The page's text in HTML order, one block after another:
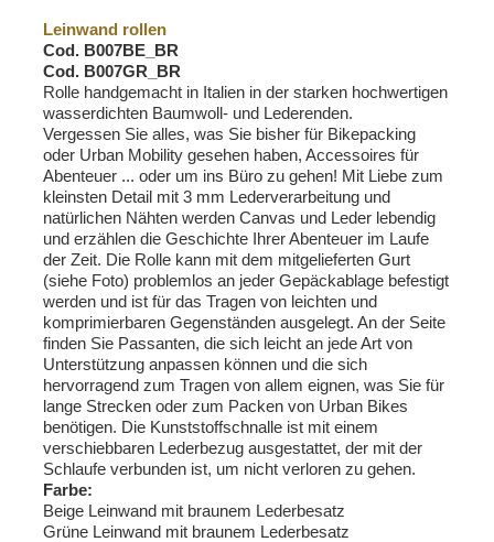
Leinwand rollen
Cod. B007BE_BR
Cod. B007GR_BR
Rolle handgemacht in Italien in der starken hochwertigen
wasserdichten Baumwoll- und Lederenden.
Vergessen Sie alles, was Sie bisher für Bikepacking
oder Urban Mobility gesehen haben, Accessoires für
Abenteuer ... oder um ins Büro zu gehen! Mit Liebe zum
kleinsten Detail mit 3 mm Lederverarbeitung und
natürlichen Nähten werden Canvas und Leder lebendig
und erzählen die Geschichte Ihrer Abenteuer im Laufe
der Zeit. Die Rolle kann mit dem mitgelieferten Gurt
(siehe Foto) problemlos an jeder Gepäckablage befestigt
werden und ist für das Tragen von leichten und
komprimierbaren Gegenständen ausgelegt. An der Seite
finden Sie Passanten, die sich leicht an jede Art von
Unterstützung anpassen können und die sich
hervorragend zum Tragen von allem eignen, was Sie für
lange Strecken oder zum Packen von Urban Bikes
benötigen. Die Kunststoffschnalle ist mit einem
verschiebbaren Lederbezug ausgestattet, der mit der
Schlaufe verbunden ist, um nicht verloren zu gehen.
Farbe:
Beige Leinwand mit braunem Lederbesatz
Grüne Leinwand mit braunem Lederbesatz